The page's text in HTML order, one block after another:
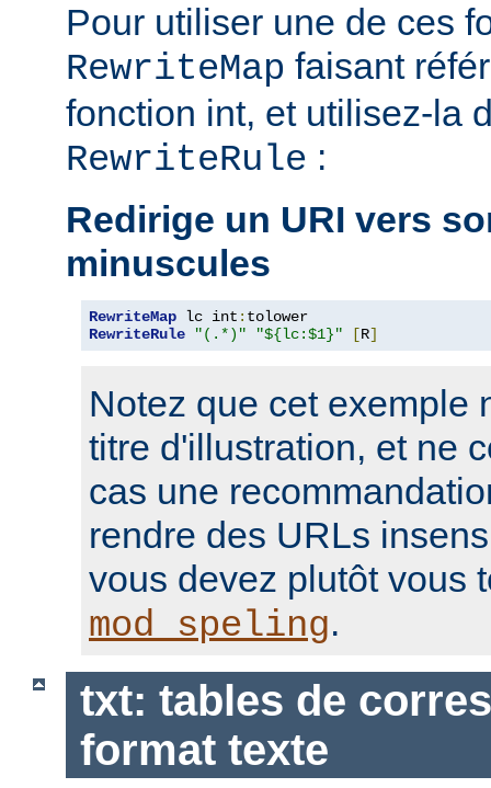
Pour utiliser une de ces
RewriteMap faisant
fonction int, et utilisez-la
RewriteRule :
Redirige un URI vers
minuscules
RewriteMap lc int :
RewriteRule
"(.*)" "${lc:$1}" [R]
Notez que cet exemple
titre d'illustration, et ne
cas une
rendre des URLs
vous devez plutôt vous
mod_speling.
txt: tables de
format texte